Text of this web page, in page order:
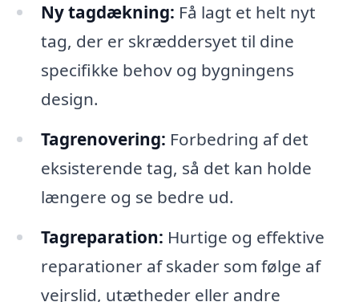
Ny tagdækning: Få lagt et helt nyt
tag, der er skræddersyet til dine
specifikke behov og bygningens
design.
Tagrenovering: Forbedring af det
eksisterende tag, så det kan holde
længere og se bedre ud.
Tagreparation: Hurtige og effektive
reparationer af skader som følge af
vejrslid, utætheder eller andre